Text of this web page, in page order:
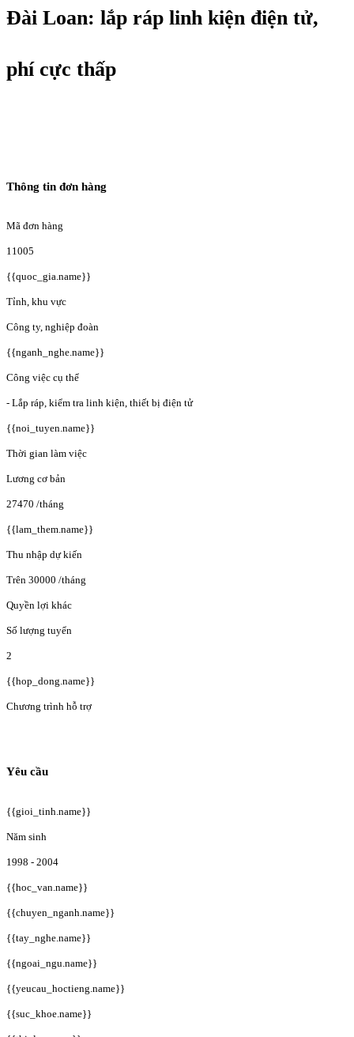
Đài Loan: lắp ráp linh kiện điện tử,
phí cực thấp
Thông tin đơn hàng
Mã đơn hàng
11005
{{quoc_gia.name}}
Tỉnh, khu vực
Công ty, nghiệp đoàn
{{nganh_nghe.name}}
Công việc cụ thể
- Lắp ráp, kiểm tra linh kiện, thiết bị điện tử
{{noi_tuyen.name}}
Thời gian làm việc
Lương cơ bản
27470 /tháng
{{lam_them.name}}
Thu nhập dự kiến
Trên 30000 /tháng
Quyền lợi khác
Số lượng tuyển
2
{{hop_dong.name}}
Chương trình hỗ trợ
Yêu cầu
{{gioi_tinh.name}}
Năm sinh
1998 - 2004
{{hoc_van.name}}
{{chuyen_nganh.name}}
{{tay_nghe.name}}
{{ngoai_ngu.name}}
{{yeucau_hoctieng.name}}
{{suc_khoe.name}}